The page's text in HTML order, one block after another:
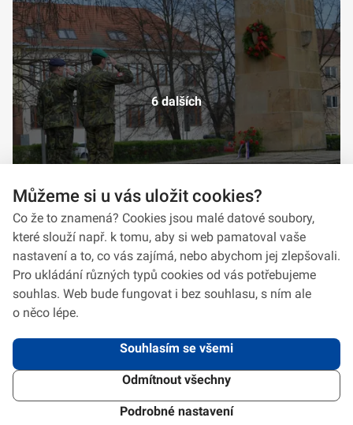
6 dalších
2026 © VeV-VA Vyškov • Informace jsou poskytovány v souladu se zákonem
Design Systém 4.6.3
Můžeme si u vás uložit cookies?
Co že to znamená? Cookies jsou malé datové soubory,
které slouží např. k tomu, aby si web pamatoval vaše
nastavení a to, co vás zajímá, nebo abychom jej zlepšovali.
Pro ukládání různých typů cookies od vás potřebujeme
souhlas. Web bude fungovat i bez souhlasu, s ním ale
o něco lépe.
Souhlasím se všemi
Odmítnout všechny
Podrobné nastavení